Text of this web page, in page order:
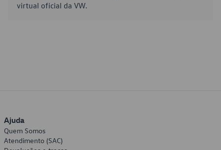
virtual oficial da VW.
Ajuda
Quem Somos
Atendimento (SAC)